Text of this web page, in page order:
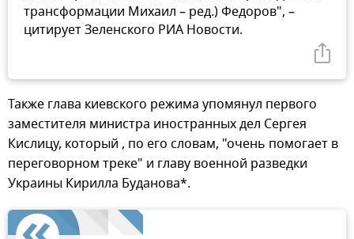
трансформации Михаил – ред.) Федоров", –
цитирует Зеленского РИА Новости.
Также глава киевского режима упомянул первого
заместителя министра иностранных дел Сергея
Кислицу, который , по его словам, "очень помогает в
переговорном треке" и главу военной разведки
Украины Кирилла Буданова*.